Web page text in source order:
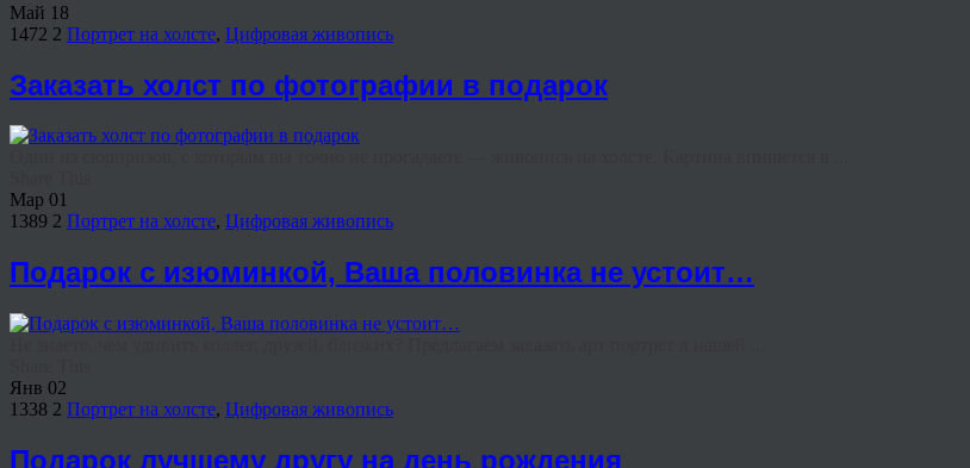
Май 18
1472 2 Портрет на холсте, Цифровая живопись
Заказать холст по фотографии в подарок
Мар 01
1389 2 Портрет на холсте, Цифровая живопись
Подарок с изюминкой, Ваша половинка не устоит…
Янв 02
1338 2 Портрет на холсте, Цифровая живопись
Подарок лучшему другу на день рождения